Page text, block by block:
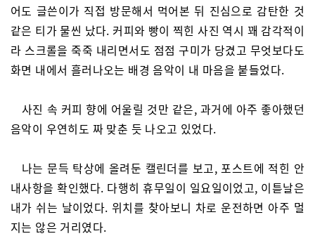
어도 글쓴이가 직접 방문해서 먹어본 뒤 진심으로 감탄한 것
같은 티가 물씬 났다. 커피와 빵이 찍힌 사진 역시 꽤 감각적이
라 스크롤을 죽죽 내리면서도 점점 구미가 당겼고 무엇보다도
화면 내에서 흘러나오는 배경 음악이 내 마음을 붙들었다.
사진 속 커피 향에 어울릴 것만 같은, 과거에 아주 좋아했던
음악이 우연히도 짜 맞춘 듯 나오고 있었다.
나는 문득 탁상에 올려둔 캘린더를 보고, 포스트에 적힌 안
내사항을 확인했다. 다행히 휴무일이 일요일이었고, 이튿날은
내가 쉬는 날이었다. 위치를 찾아보니 차로 운전하면 아주 멀
지는 않은 거리였다.